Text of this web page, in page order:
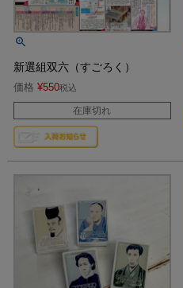
新選組双六（すごろく）
価格 ¥550税込
在庫切れ